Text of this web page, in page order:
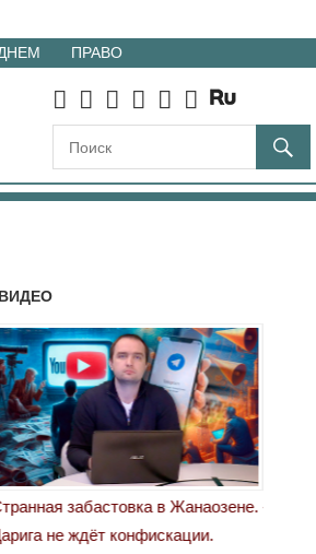
ПРАВО
ВИДЕО
Казахстан не говорит всей